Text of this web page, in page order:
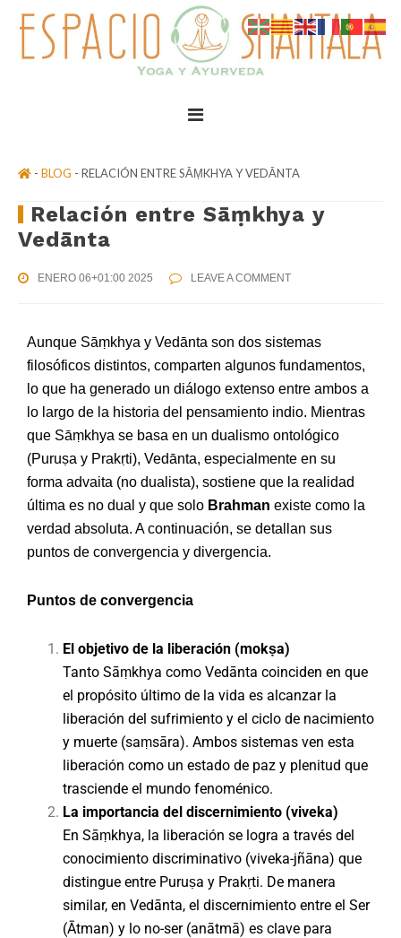
Skip
primary
Skip
content
Skip
footer
- BLOG - RELACIÓN ENTRE SĀṂKHYA Y VEDĀNTA
Relación entre Sāṃkhya y
Vedānta
ENERO 06+01:00 2025 LEAVE A COMMENT
Aunque Sāṃkhya y Vedānta son dos sistemas
filosóficos distintos, comparten algunos fundamentos,
lo que ha generado un diálogo extenso entre ambos a
lo largo de la historia del pensamiento indio. Mientras
que Sāṃkhya se basa en un dualismo ontológico
(Puruṣa y Prakṛti), Vedānta, especialmente en su
forma advaita (no dualista), sostiene que la realidad
última es no dual y que solo Brahman existe como la
verdad absoluta. A continuación, se detallan sus
puntos de convergencia y divergencia.
Puntos de convergencia
El objetivo de la liberación (mokṣa)
Tanto Sāṃkhya como Vedānta coinciden en que
el propósito último de la vida es alcanzar la
liberación del sufrimiento y el ciclo de nacimiento
y muerte (saṃsāra). Ambos sistemas ven esta
liberación como un estado de paz y plenitud que
trasciende el mundo fenoménico.
La importancia del discernimiento (viveka)
En Sāṃkhya, la liberación se logra a través del
conocimiento discriminativo (viveka-jñāna) que
distingue entre Puruṣa y Prakṛti. De manera
similar, en Vedānta, el discernimiento entre el Ser
(Ātman) y lo no-ser (anātmā) es clave para